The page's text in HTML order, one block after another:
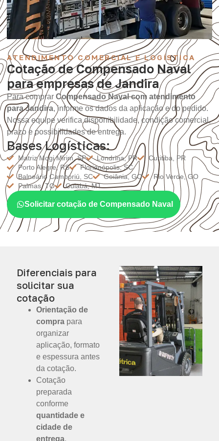
ATENDIMENTO COMERCIAL E LOGÍSTICA
Cotação de Compensado Naval
para empresas de Jandira
Para comprar Compensado Naval com atendimento
para Jandira, informe os dados da aplicação e do pedido.
Nossa equipe verifica disponibilidade, condição comercial,
prazo e possibilidades de entrega.
Bases Logísticas:
Matriz Mogi Mirim, SP Londrina, PR
Curitiba, PR
Porto Alegre, RS
Florianópolis, SC
Balneário Camboriú, SC
Goiânia, GO
Rio Verde, GO
Palmas, TO
Cuiabá, MT
Solicitar cotação de Compensado Naval
Diferenciais para
solicitar sua
cotação
Orientação de
compra para
organizar
aplicação, formato
e espessura antes
da cotação.
Cotação
preparada
conforme
quantidade e
cidade de
entrega.